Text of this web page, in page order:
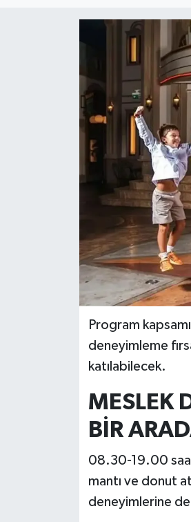
Program
deneyimleme
katılabilecek.
MESLEK
BİR
08.30-19.00
mantı ve donut
deneyimlerine de
Ekonomi
Köşe Yazıları